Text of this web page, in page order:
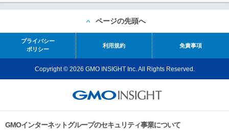
ページの先頭へ
プライバシー
ポリシー
利用規約 免責事項
Copyright © 2026 GMO INSIGHT Inc. All Rights Reserved.
GMOインターネットグループのセキュリティ事業について